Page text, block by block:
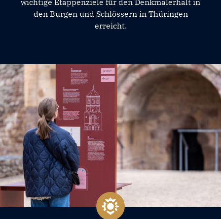
wichtige Etappenziele für den Denkmalerhalt in
den Burgen und Schlössern in Thüringen
erreicht.